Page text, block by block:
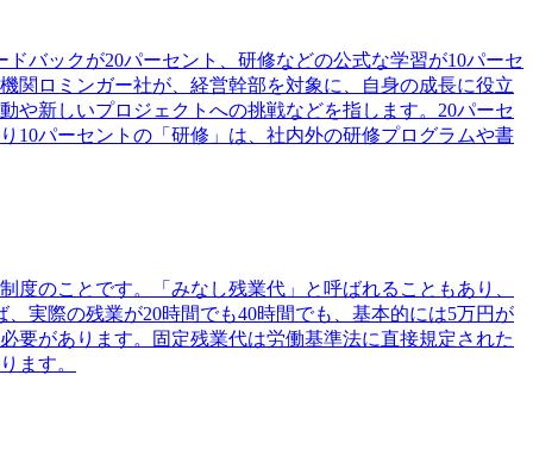
バックが20パーセント、研修などの公式な学習が10パーセ
関ロミンガー社が、経営幹部を対象に、自身の成長に役立
や新しいプロジェクトへの挑戦などを指します。20パーセ
10パーセントの「研修」は、社内外の研修プログラムや書
のことです。「みなし残業代」と呼ばれることもあり、
実際の残業が20時間でも40時間でも、基本的には5万円が
要があります。固定残業代は労働基準法に直接規定された
ます。